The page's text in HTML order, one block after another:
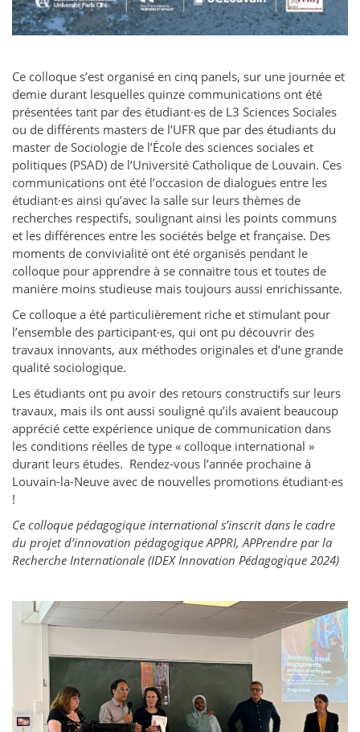
Ce colloque s’est organisé en cinq panels, sur une journée et
demie durant lesquelles quinze communications ont été
présentées tant par des étudiant·es de L3 Sciences Sociales
ou de différents masters de l’UFR que par des étudiants du
master de Sociologie de l’École des sciences sociales et
politiques (PSAD) de l’Université Catholique de Louvain. Ces
communications ont été l’occasion de dialogues entre les
étudiant·es ainsi qu’avec la salle sur leurs thèmes de
recherches respectifs, soulignant ainsi les points communs
et les différences entre les sociétés belge et française. Des
moments de convivialité ont été organisés pendant le
colloque pour apprendre à se connaitre tous et toutes de
manière moins studieuse mais toujours aussi enrichissante.
Ce colloque a été particulièrement riche et stimulant pour
l’ensemble des participant·es, qui ont pu découvrir des
travaux innovants, aux méthodes originales et d’une grande
qualité sociologique.
Les étudiants ont pu avoir des retours constructifs sur leurs
travaux, mais ils ont aussi souligné qu’ils avaient beaucoup
apprécié cette expérience unique de communication dans
les conditions réelles de type « colloque international »
durant leurs études. Rendez-vous l’année prochaine à
Louvain-la-Neuve avec de nouvelles promotions étudiant·es
!
Ce colloque pédagogique international s’inscrit dans le cadre
du projet d’innovation pédagogique APPRI, APPrendre par la
Recherche Internationale (IDEX Innovation Pédagogique 2024)